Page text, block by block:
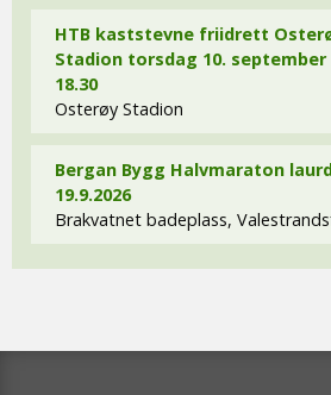
HTB kaststevne friidrett
Stadion torsdag 10.
18.30
Osterøy Stadion
Bergan Bygg Halvmaraton
19.9.2026
Brakvatnet badeplass,